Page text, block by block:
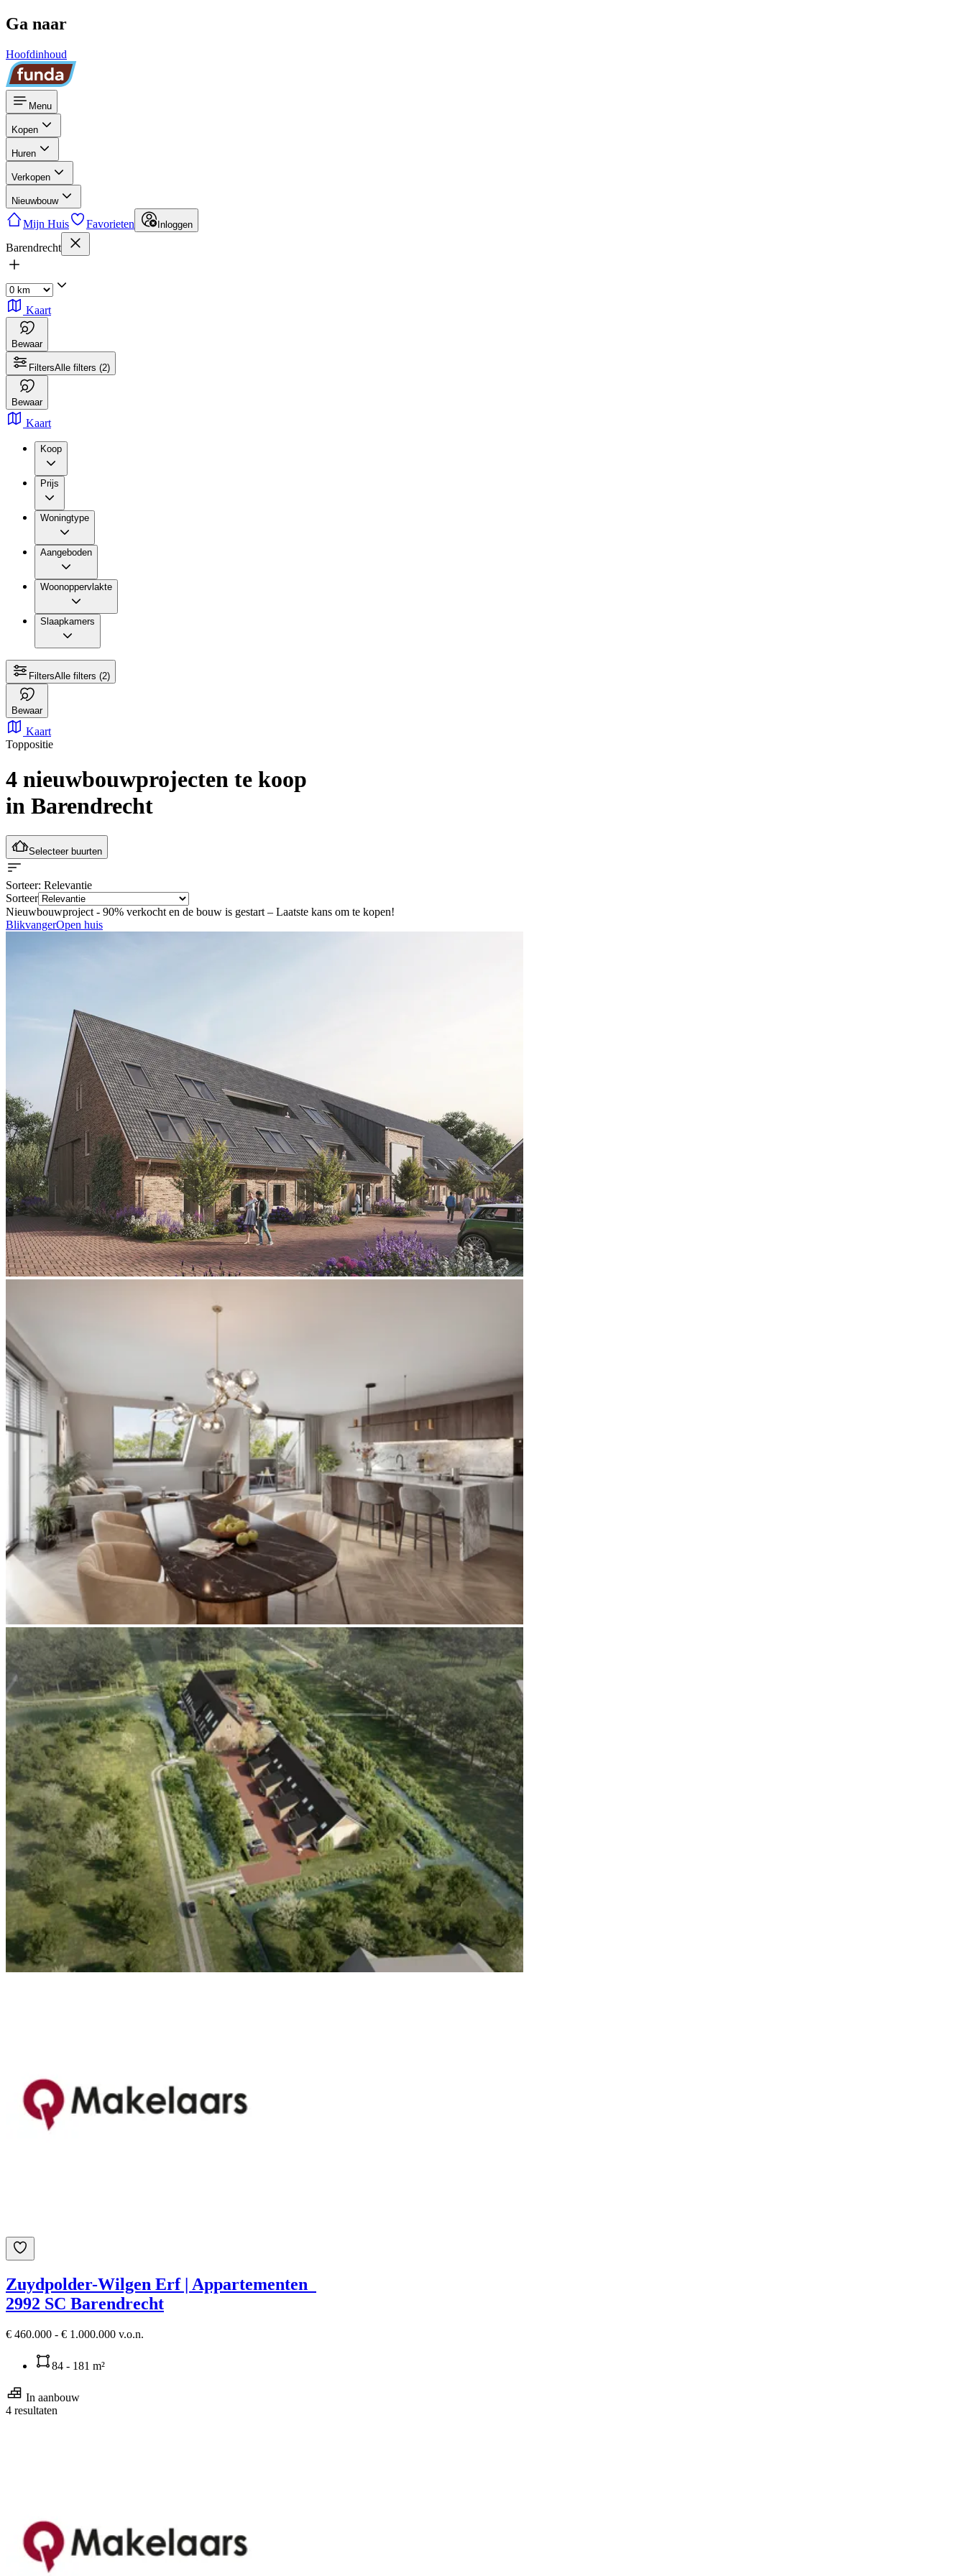
Ga naar
Hoofdinhoud
Menu
Kopen
Huren
Verkopen
Nieuwbouw
Mijn Huis Favorieten Inloggen
Barendrecht
Kaart
Bewaar
FiltersAlle filters (2)
Bewaar
Kaart
Koop
Prijs
Woningtype
Aangeboden
Woonoppervlakte
Slaapkamers
FiltersAlle filters (2)
Bewaar
Kaart
Toppositie
4 nieuwbouwprojecten te koop
in Barendrecht
Selecteer buurten
Sorteer: Relevantie
Sorteer
Nieuwbouwproject - 90% verkocht en de bouw is gestart – Laatste kans om te kopen!
BlikvangerOpen huis
Zuydpolder-Wilgen Erf | Appartementen
2992 SC Barendrecht
€ 460.000 - € 1.000.000 v.o.n.
84 - 181 m²
In aanbouw
4 resultaten